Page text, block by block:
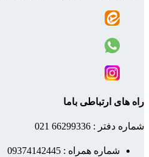
راه های ارتباطی باما
شماره دفتر : 66299336 021
شماره همراه : 09374142445